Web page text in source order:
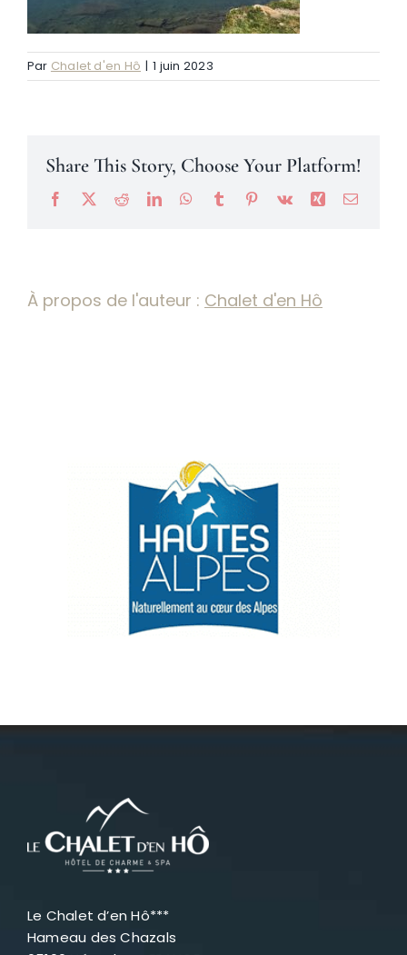
Névache
Par Chalet d'en Hô | 1 juin 2023
Share This Story, Choose Your Platform!
Facebook
X RedditLinkedInWhatsApp
TumblrPinterest
Vk Xing Email
À propos de l'auteur : Chalet d'en Hô
Le Chalet d’en Hô***
Hameau des Chazals